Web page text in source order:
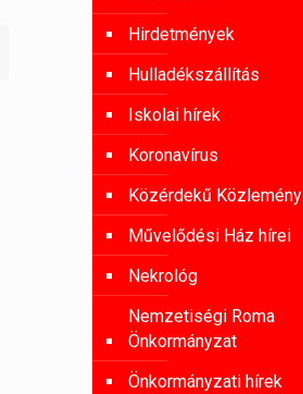
Hirdetmények
Hulladékszállítás
Iskolai hírek
Koronavírus
Közérdekű Közlemény
Művelődési Ház hírei
Nekrológ
Nemzetiségi Roma
Önkormányzat
Önkormányzati hírek